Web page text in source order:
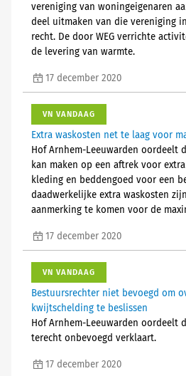
vereniging van woningeigenaren
deel uitmaken van die vereniging
recht. De door WEG verrichte
de levering van warmte.
17 december 2020
VN VANDAAG
Extra waskosten net te laag voor
Hof Arnhem-Leeuwarden oordeelt
kan maken op een aftrek voor
kleding en beddengoed voor een
daadwerkelijke extra waskosten
aanmerking te komen voor de
17 december 2020
VN VANDAAG
Bestuursrechter niet bevoegd om
kwijtschelding te beslissen
Hof Arnhem-Leeuwarden oordeelt
terecht onbevoegd verklaart.
17 december 2020